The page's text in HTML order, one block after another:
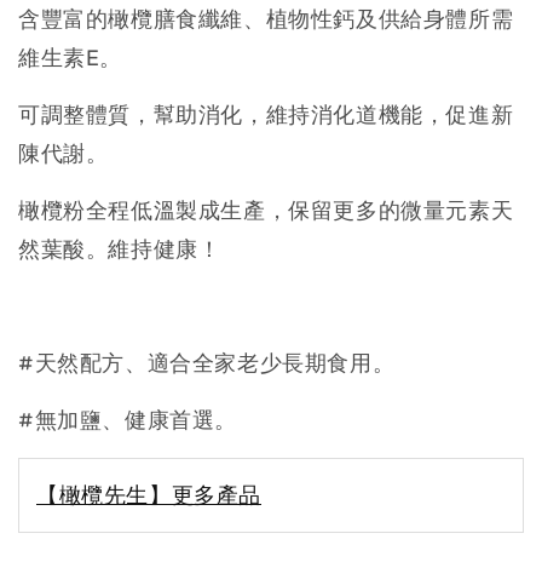
含豐富的橄欖膳食纖維、植物性鈣及供給身體所需
維生素E。
可調整體質，幫助消化，維持消化道機能，促進新
陳代謝。
橄欖粉全程低溫製成生產，保留更多的微量元素天
然葉酸。維持健康！
#天然配方、適合全家老少長期食用。
#無加鹽、健康首選。
【橄欖先生】更多產品